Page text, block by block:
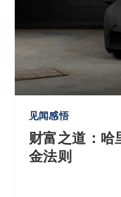
见闻感悟
财富之道：哈
金法则